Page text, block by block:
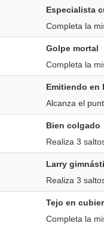
Especialista
Completa la
Golpe mortal
Completa la
Emitiendo en
Alcanza el
Bien colgado
Realiza 3
Larry
Realiza 3
Tejo en
Completa la